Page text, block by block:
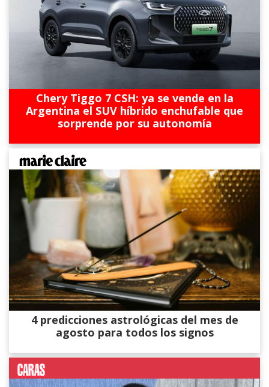
Chery Tiggo 7 CSH: ya se vende en la
Argentina el SUV híbrido enchufable que
sorprende por su autonomía
4 predicciones astrológicas del mes de
agosto para todos los signos